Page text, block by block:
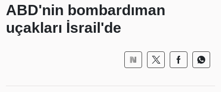
ABD'nin bombardıman
uçakları İsrail'de